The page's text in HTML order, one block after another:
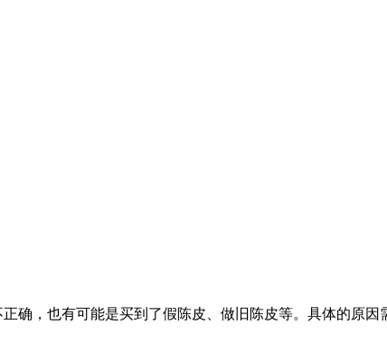
确，也有可能是买到了假陈皮、做旧陈皮等。具体的原